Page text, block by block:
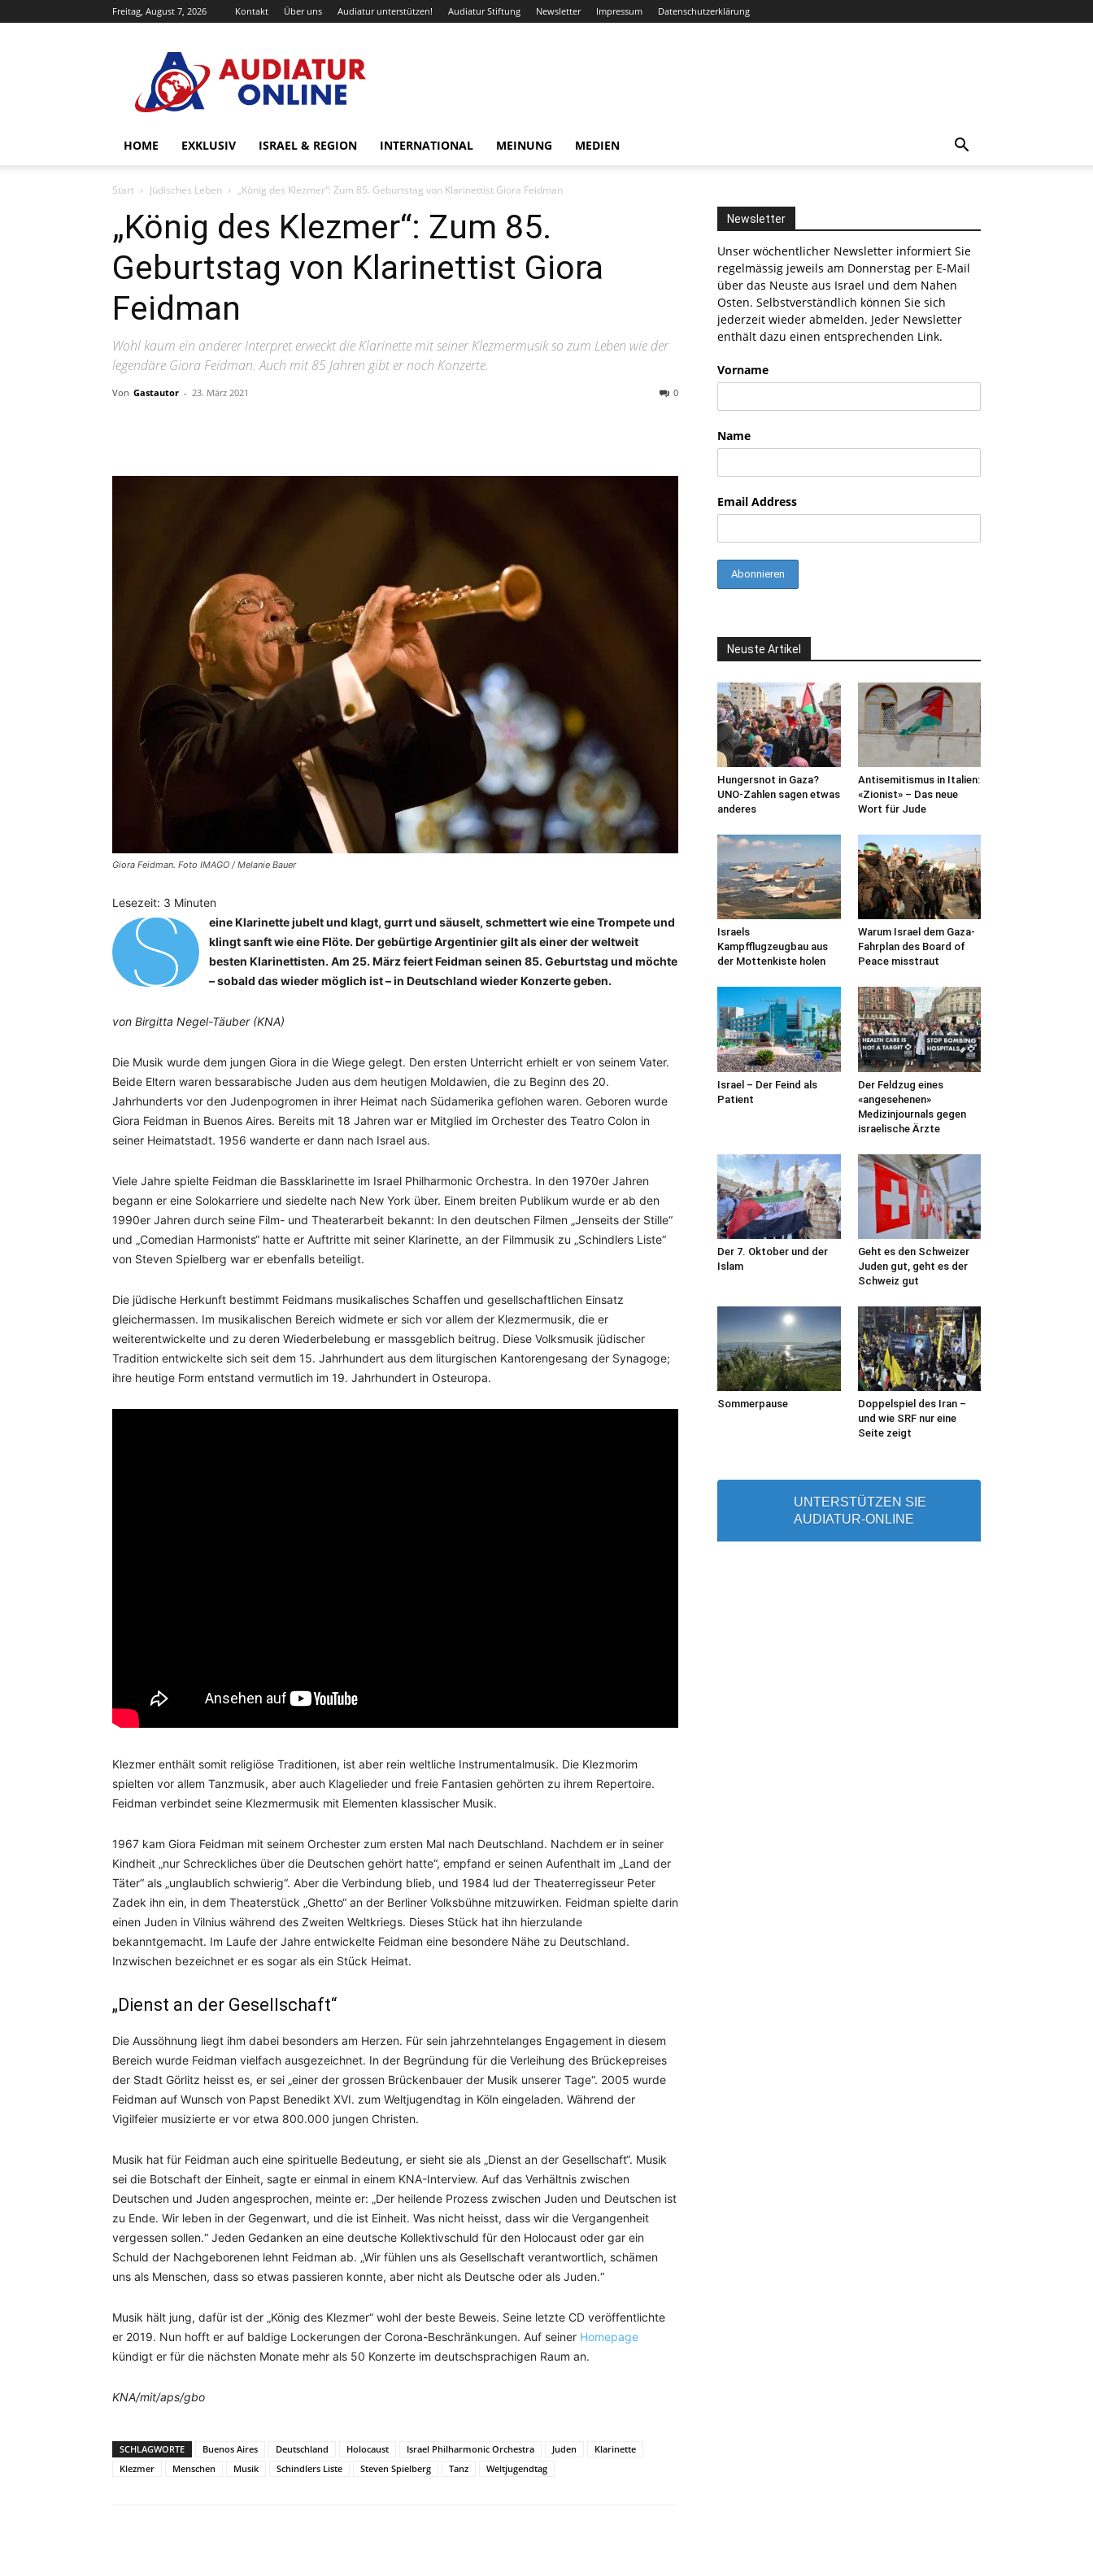
Freitag, August 7, 2026 Kontakt Über uns Audiatur unterstützen! Audiatur Stiftung Newsletter Impressum Datenschutzerklärung
Online
HOME EXKLUSIV ISRAEL & REGION INTERNATIONAL MEINUNG MEDIEN
Start Jüdisches Leben „König des Klezmer“: Zum 85. Geburtstag von Klarinettist Giora Feidman
„König des Klezmer“: Zum 85.
Geburtstag von Klarinettist Giora
Feidman
Wohl kaum ein anderer Interpret erweckt die Klarinette mit seiner Klezmermusik so zum Leben wie der
legendäre Giora Feidman. Auch mit 85 Jahren gibt er noch Konzerte.
Von Gastautor - 23. März 2021 0
Linkedin
Giora Feidman. Foto IMAGO / Melanie Bauer
Lesezeit: 3 Minuten
S
eine Klarinette jubelt und klagt, gurrt und säuselt, schmettert wie eine Trompete und
klingt sanft wie eine Flöte. Der gebürtige Argentinier gilt als einer der weltweit
besten Klarinettisten. Am 25. März feiert Feidman seinen 85. Geburtstag und möchte
– sobald das wieder möglich ist – in Deutschland wieder Konzerte geben.
von Birgitta Negel-Täuber (KNA)
Die Musik wurde dem jungen Giora in die Wiege gelegt. Den ersten Unterricht erhielt er von seinem Vater.
Beide Eltern waren bessarabische Juden aus dem heutigen Moldawien, die zu Beginn des 20.
Jahrhunderts vor den Judenpogromen in ihrer Heimat nach Südamerika geflohen waren. Geboren wurde
Giora Feidman in Buenos Aires. Bereits mit 18 Jahren war er Mitglied im Orchester des Teatro Colon in
seiner Heimatstadt. 1956 wanderte er dann nach Israel aus.
Viele Jahre spielte Feidman die Bassklarinette im Israel Philharmonic Orchestra. In den 1970er Jahren
begann er eine Solokarriere und siedelte nach New York über. Einem breiten Publikum wurde er ab den
1990er Jahren durch seine Film- und Theaterarbeit bekannt: In den deutschen Filmen „Jenseits der Stille“
und „Comedian Harmonists“ hatte er Auftritte mit seiner Klarinette, an der Filmmusik zu „Schindlers Liste“
von Steven Spielberg war er ebenfalls beteiligt.
Die jüdische Herkunft bestimmt Feidmans musikalisches Schaffen und gesellschaftlichen Einsatz
gleichermassen. Im musikalischen Bereich widmete er sich vor allem der Klezmermusik, die er
weiterentwickelte und zu deren Wiederbelebung er massgeblich beitrug. Diese Volksmusik jüdischer
Tradition entwickelte sich seit dem 15. Jahrhundert aus dem liturgischen Kantorengesang der Synagoge;
ihre heutige Form entstand vermutlich im 19. Jahrhundert in Osteuropa.
Klezmer enthält somit religiöse Traditionen, ist aber rein weltliche Instrumentalmusik. Die Klezmorim
spielten vor allem Tanzmusik, aber auch Klagelieder und freie Fantasien gehörten zu ihrem Repertoire.
Feidman verbindet seine Klezmermusik mit Elementen klassischer Musik.
1967 kam Giora Feidman mit seinem Orchester zum ersten Mal nach Deutschland. Nachdem er in seiner
Kindheit „nur Schreckliches über die Deutschen gehört hatte“, empfand er seinen Aufenthalt im „Land der
Täter“ als „unglaublich schwierig“. Aber die Verbindung blieb, und 1984 lud der Theaterregisseur Peter
Zadek ihn ein, in dem Theaterstück „Ghetto“ an der Berliner Volksbühne mitzuwirken. Feidman spielte darin
einen Juden in Vilnius während des Zweiten Weltkriegs. Dieses Stück hat ihn hierzulande
bekanntgemacht. Im Laufe der Jahre entwickelte Feidman eine besondere Nähe zu Deutschland.
Inzwischen bezeichnet er es sogar als ein Stück Heimat.
„Dienst an der Gesellschaft“
Die Aussöhnung liegt ihm dabei besonders am Herzen. Für sein jahrzehntelanges Engagement in diesem
Bereich wurde Feidman vielfach ausgezeichnet. In der Begründung für die Verleihung des Brückepreises
der Stadt Görlitz heisst es, er sei „einer der grossen Brückenbauer der Musik unserer Tage“. 2005 wurde
Feidman auf Wunsch von Papst Benedikt XVI. zum Weltjugendtag in Köln eingeladen. Während der
Vigilfeier musizierte er vor etwa 800.000 jungen Christen.
Musik hat für Feidman auch eine spirituelle Bedeutung, er sieht sie als „Dienst an der Gesellschaft“. Musik
sei die Botschaft der Einheit, sagte er einmal in einem KNA-Interview. Auf das Verhältnis zwischen
Deutschen und Juden angesprochen, meinte er: „Der heilende Prozess zwischen Juden und Deutschen ist
zu Ende. Wir leben in der Gegenwart, und die ist Einheit. Was nicht heisst, dass wir die Vergangenheit
vergessen sollen.“ Jeden Gedanken an eine deutsche Kollektivschuld für den Holocaust oder gar ein
Schuld der Nachgeborenen lehnt Feidman ab. „Wir fühlen uns als Gesellschaft verantwortlich, schämen
uns als Menschen, dass so etwas passieren konnte, aber nicht als Deutsche oder als Juden.“
Musik hält jung, dafür ist der „König des Klezmer“ wohl der beste Beweis. Seine letzte CD veröffentlichte
er 2019. Nun hofft er auf baldige Lockerungen der Corona-Beschränkungen. Auf seiner Homepage
kündigt er für die nächsten Monate mehr als 50 Konzerte im deutschsprachigen Raum an.
KNA/mit/aps/gbo
SCHLAGWORTE Buenos Aires Deutschland Holocaust Israel Philharmonic Orchestra Juden
Klarinette
Klezmer
Menschen Musik Schindlers Liste Steven Spielberg Tanz Weltjugendtag
Newsletter
Unser wöchentlicher Newsletter informiert Sie
regelmässig jeweils am Donnerstag per E-Mail
über das Neuste aus Israel und dem Nahen
Osten. Selbstverständlich können Sie sich
jederzeit wieder abmelden. Jeder Newsletter
enthält dazu einen entsprechenden Link.
Vorname
Name
Email Address
Neuste Artikel
Hungersnot in Gaza?
UNO-Zahlen sagen etwas
anderes
Antisemitismus in Italien:
«Zionist» – Das neue
Wort für Jude
Israels
Kampfflugzeugbau aus
der Mottenkiste holen
Warum Israel dem Gaza-
Fahrplan des Board of
Peace misstraut
Israel – Der Feind als
Patient
Der Feldzug eines
«angesehenen»
Medizinjournals gegen
israelische Ärzte
Der 7. Oktober und der
Islam
Geht es den Schweizer
Juden gut, geht es der
Schweiz gut
Sommerpause
Doppelspiel des Iran –
und wie SRF nur eine
Seite zeigt
UNTERSTÜTZEN SIE
AUDIATUR-ONLINE